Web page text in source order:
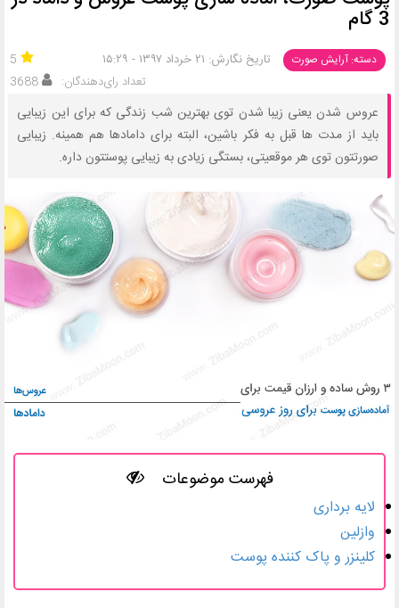
3 گام
دسته: آرایش صورت تاریخ نگارش: ۲۱ خرداد ۱۳۹۷ - ۱۵:۲۹
5
تعداد رای‌دهندگان:
3688
عروس شدن یعنی زیبا شدن توی بهترین شب زندگی که برای این زیبایی
باید از مدت ها قبل به فکر باشین، البته برای دامادها هم همینه. زیبایی
صورتتون توی هر موقعیتی، بستگی زیادی به زیبایی پوستتون داره.
فهرست موضوعات
لایه برداری
وازلین
کلینزر و پاک کننده پوست